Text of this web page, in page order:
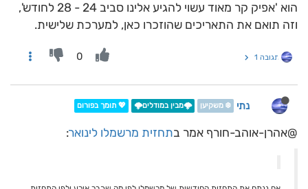
הוא 'אפיק קר מאוד עשוי להגיע אלינו סביב 24 - 28 לחודש',
וזה תואם את התאריכים שהוזכרו כאן, למערכת שלישית.
תגובה 1 0
נתי ❄️ משקיען 🌩️מבין במודלים🌩️ 💖 תומך בפורום
@אהרן-אוהב-חורף אמר בתחזית מרשמלו לינואר: